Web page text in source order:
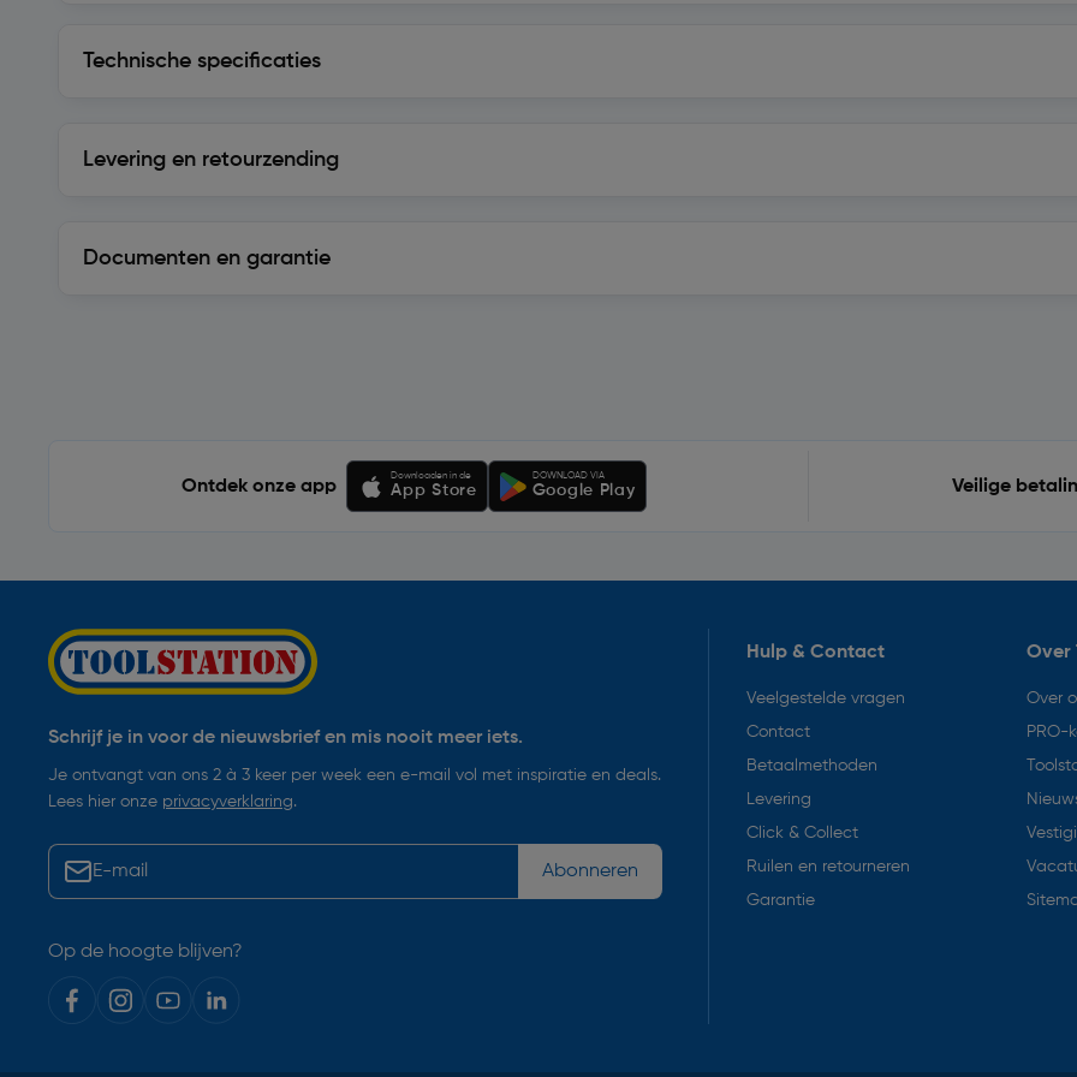
Technische specificaties
Levering en retourzending
Documenten en garantie
Ontdek onze app
Downloaden in de
App Store
DOWNLOAD VIA
Google Play Veilige
Schrijf je in voor de nieuwsbrief en mis nooit meer iets.
Je ontvangt van ons 2 à 3 keer per week een e-mail vol met inspiratie en deals.
Lees hier onze privacyverklaring.
Abonneren
Op de hoogte blijven?
Hulp & Contact
Veelgestelde vragen
Contact
Betaalmethoden
Levering
Click & Collect
Ruilen en retourneren
Garantie
Over
Over
PRO-